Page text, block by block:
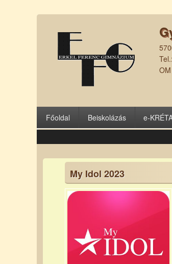
Főoldal Beiskolázás e-
My Idol 2023